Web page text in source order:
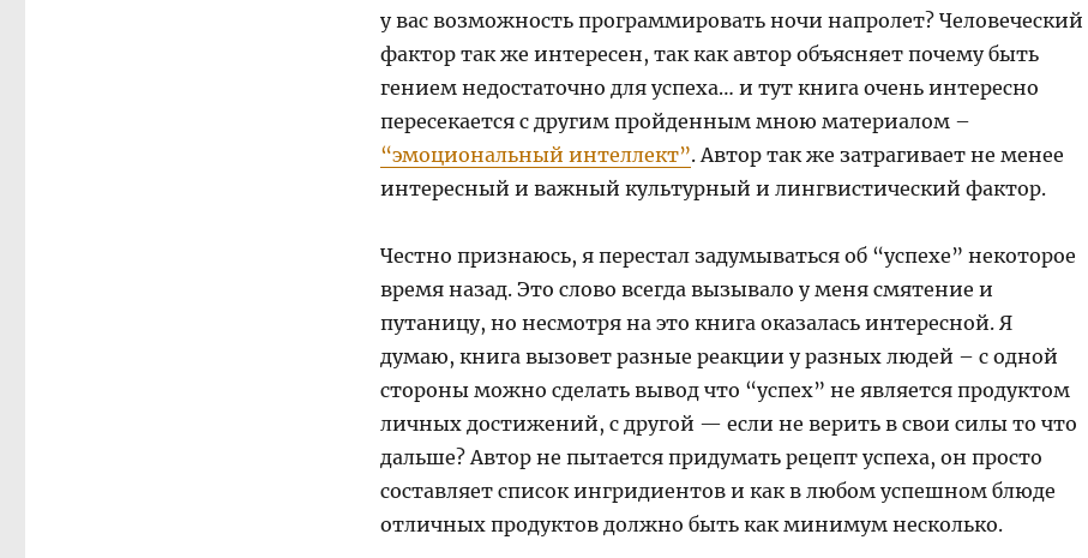
у вас возможность программировать ночи напролет? Человеческий
фактор так же интересен, так как автор объясняет почему быть
гением недостаточно для успеха… и тут книга очень интересно
пересекается с другим пройденным мною материалом –
“эмоциональный интеллект”. Автор так же затрагивает не менее
интересный и важный культурный и лингвистический фактор.
Честно признаюсь, я перестал задумываться об “успехе” некоторое
время назад. Это слово всегда вызывало у меня смятение и
путаницу, но несмотря на это книга оказалась интересной. Я
думаю, книга вызовет разные реакции у разных людей – с одной
стороны можно сделать вывод что “успех” не является продуктом
личных достижений, с другой — если не верить в свои силы то что
дальше? Автор не пытается придумать рецепт успеха, он просто
составляет список ингридиентов и как в любом успешном блюде
отличных продуктов должно быть как минимум несколько.